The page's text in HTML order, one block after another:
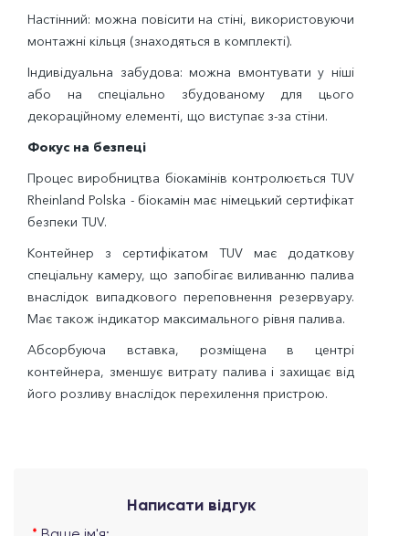
Настінний: можна повісити на стіні, використовуючи
монтажні кільця (знаходяться в комплекті).
Індивідуальна забудова: можна вмонтувати у ніші
або на спеціально збудованому для цього
декораційному елементі, що виступає з-за стіни.
Фокус на безпеці
Процес виробництва біокамінів контролюється TUV
Rheinland Polska - біокамін має німецький сертифікат
безпеки TUV.
Контейнер з сертифікатом TUV має додаткову
спеціальну камеру, що запобігає виливанню палива
внаслідок випадкового переповнення резервуару.
Має також індикатор максимального рівня палива.
Абсорбуюча вставка, розміщена в центрі
контейнера, зменшує витрату палива і захищає від
його розливу внаслідок перехилення пристрою.
Написати відгук